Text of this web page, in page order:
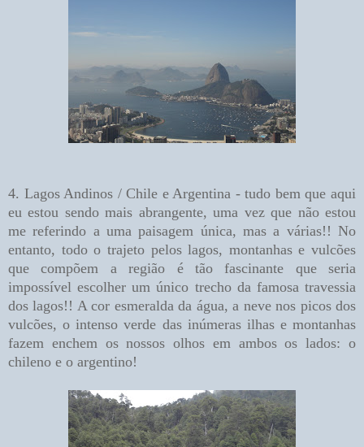
4. Lagos Andinos / Chile e Argentina - tudo bem que aqui
eu estou sendo mais abrangente, uma vez que não estou
me referindo a uma paisagem única, mas a várias!! No
entanto, todo o trajeto pelos lagos, montanhas e vulcões
que compõem a região é tão fascinante que seria
impossível escolher um único trecho da famosa travessia
dos lagos!! A cor esmeralda da água, a neve nos picos dos
vulcões, o intenso verde das inúmeras ilhas e montanhas
fazem enchem os nossos olhos em ambos os lados: o
chileno e o argentino!